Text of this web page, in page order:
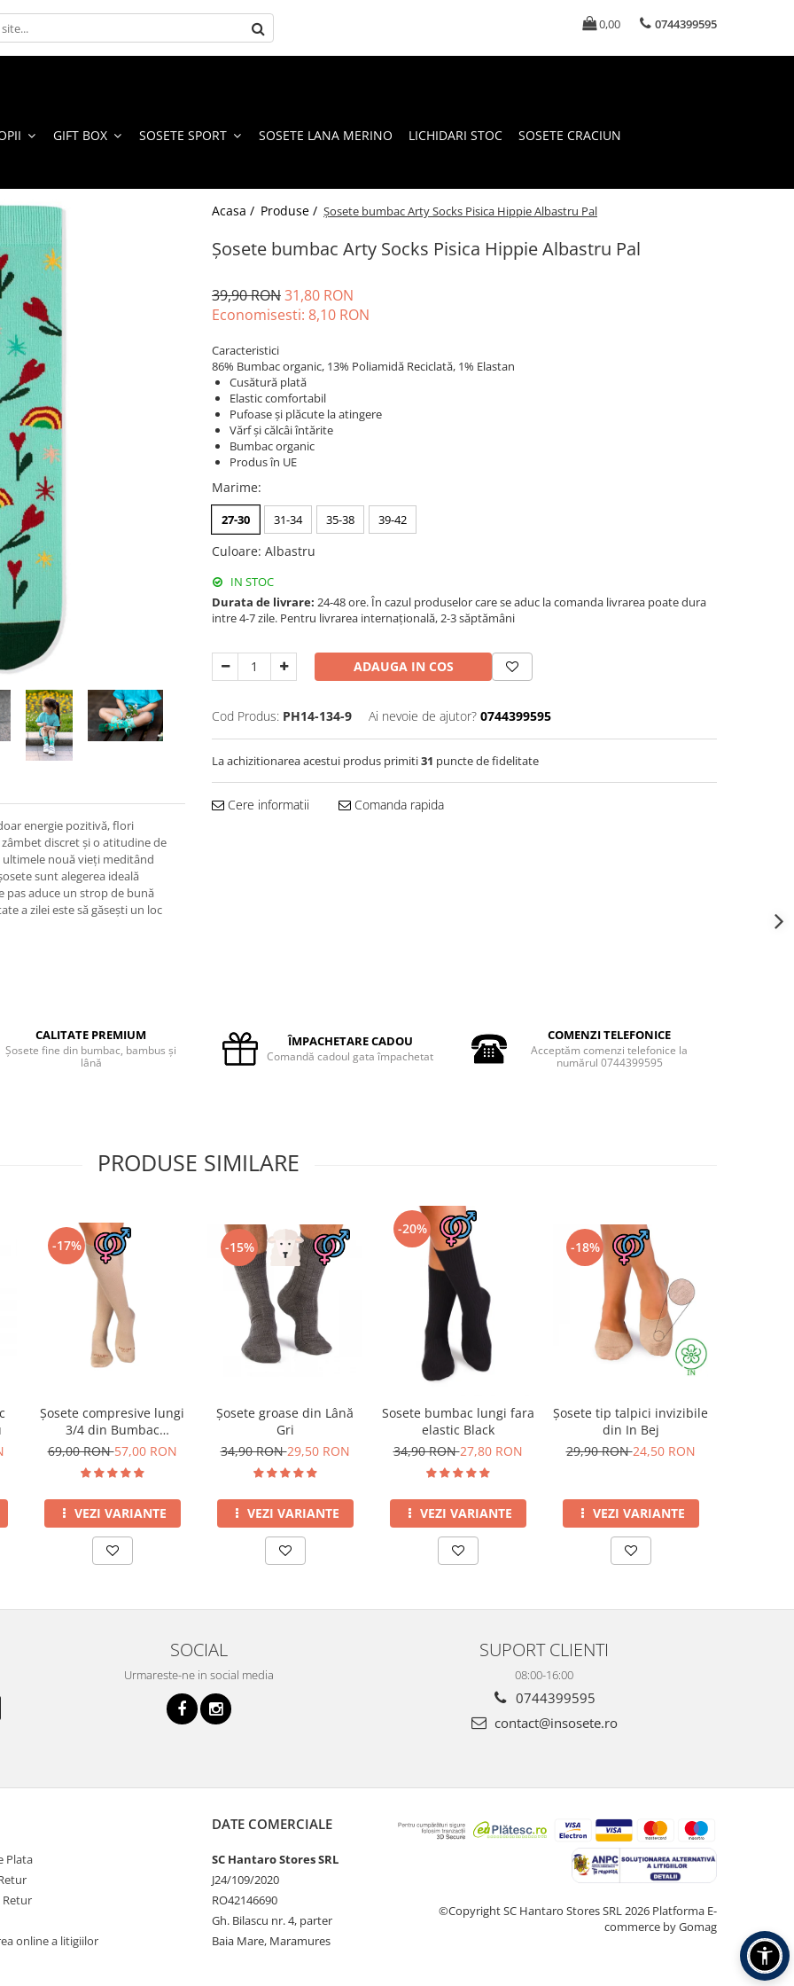
0,00 0744399595
GIFT BOX SOSETE SPORT SOSETE LANA MERINO LICHIDARI STOC SOSETE CRACIUN
Acasa / Produse / Șosete bumbac Arty Socks Pisica Hippie Albastru Pal
Șosete bumbac Arty Socks Pisica Hippie Albastru Pal
39,90 RON31,80 RON
Economisesti: 8,10 RON
Caracteristici
86% Bumbac organic, 13% Poliamidă Reciclată, 1% Elastan
Cusătură plată
Elastic comfortabil
Pufoase și plăcute la atingere
Vărf și călcâi întărite
Bumbac organic
Produs în UE
Marime:
27-30 31-34 35-38 39-42
Culoare: Albastru
IN STOC
Durata de livrare: 24-48 ore. În cazul produselor care se aduc la comanda livrarea poate dura
intre 4-7 zile. Pentru livrarea internațională, 2-3 săptămâni
ADAUGA IN COS
Cod Produs: PH14-134-9 Ai nevoie de ajutor? 0744399595
La achizitionarea acestui produs primiti31 puncte de fidelitate
Cere informatii Comanda rapida
energie pozitivă, flori
discret și o atitudine de
ultimele nouă vieți meditând
sunt alegerea ideală
pas aduce un strop de bună
a zilei este să găsești un loc
CALITATE PREMIUM
Șosete fine din bumbac, bambus și
lână
ÎMPACHETARE CADOU
Comandă cadoul gata împachetat
COMENZI TELEFONICE
Acceptăm comenzi telefonice la
numărul 0744399595
PRODUSE SIMILARE
-17%
Șosete compresive lungi
3/4 din Bumbac
Mercerizat Bej
69,00 RON57,00 RON
VEZI VARIANTE
-15%
Șosete groase din Lână
Gri
34,90 RON29,50 RON
VEZI VARIANTE
-20%
Sosete bumbac lungi fara
elastic Black
34,90 RON27,80 RON
VEZI VARIANTE
-18%
Șosete tip talpici invizibile
din In Bej
29,90 RON24,50 RON
VEZI VARIANTE
SOCIAL
Urmareste-ne in social media
SUPORT CLIENTI
08:00-16:00
0744399595
contact@insosete.ro
Plata
Retur
online a litigiilor
DATE COMERCIALE
SC Hantaro Stores SRL
J24/109/2020
RO42146690
Gh. Bilascu nr. 4, parter
Baia Mare, Maramures
©Copyright SC Hantaro Stores SRL 2026 Platforma E-
commerce by Gomag